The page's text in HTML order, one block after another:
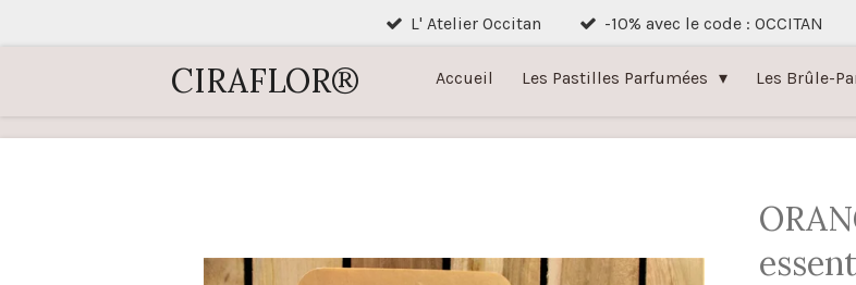
L' Atelier Occitan -10% avec le code : OCCITAN
CIRAFLOR® Accueil Les Pastilles Parfumées Les Brûle-